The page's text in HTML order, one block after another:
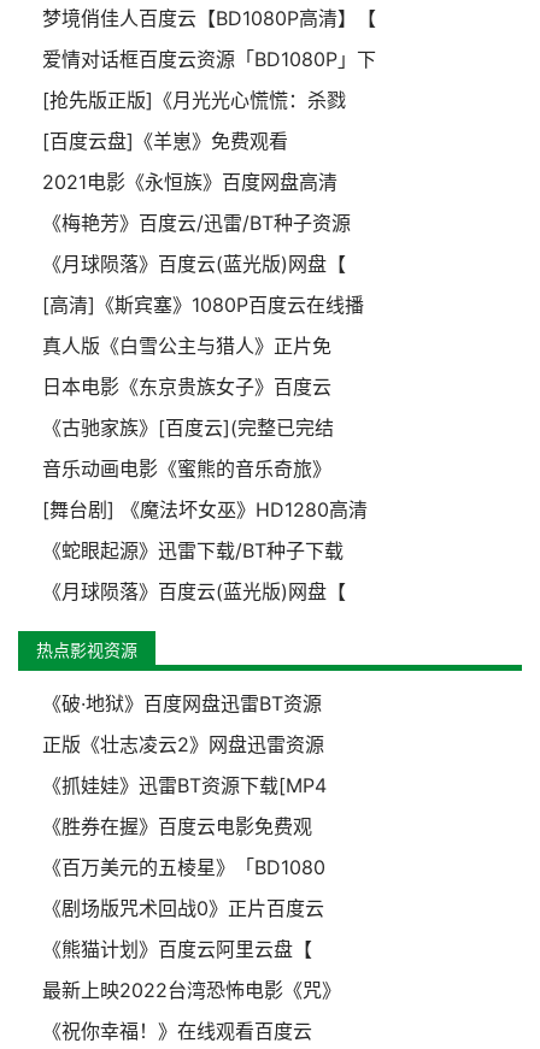
梦境俏佳人百度云【BD1080P高清】【
爱情对话框百度云资源「BD1080P」下
[抢先版正版]《月光光心慌慌：杀戮
[百度云盘]《羊崽》免费观看
2021电影《永恒族》百度网盘高清
《梅艳芳》百度云/迅雷/BT种子资源
《月球陨落》百度云(蓝光版)网盘【
[高清]《斯宾塞》1080P百度云在线播
真人版《白雪公主与猎人》正片免
日本电影《东京贵族女子》百度云
《古驰家族》[百度云](完整已完结
音乐动画电影《蜜熊的音乐奇旅》
[舞台剧] 《魔法坏女巫》HD1280高清
《蛇眼起源》迅雷下载/BT种子下载
《月球陨落》百度云(蓝光版)网盘【
热点影视资源
《破·地狱》百度网盘迅雷BT资源
正版《壮志凌云2》网盘迅雷资源
《抓娃娃》迅雷BT资源下载[MP4
《胜券在握》百度云电影免费观
《百万美元的五棱星》「BD1080
《剧场版咒术回战0》正片百度云
《熊猫计划》百度云阿里云盘【
最新上映2022台湾恐怖电影《咒》
《祝你幸福！》在线观看百度云